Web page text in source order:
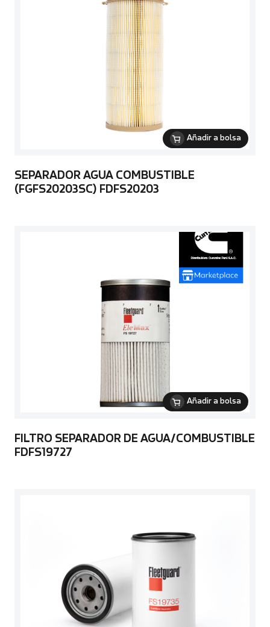
Añadir a bolsa
SEPARADOR AGUA COMBUSTIBLE
(FGFS20203SC) FDFS20203
Añadir a bolsa
FILTRO SEPARADOR DE AGUA/COMBUSTIBLE
FDFS19727